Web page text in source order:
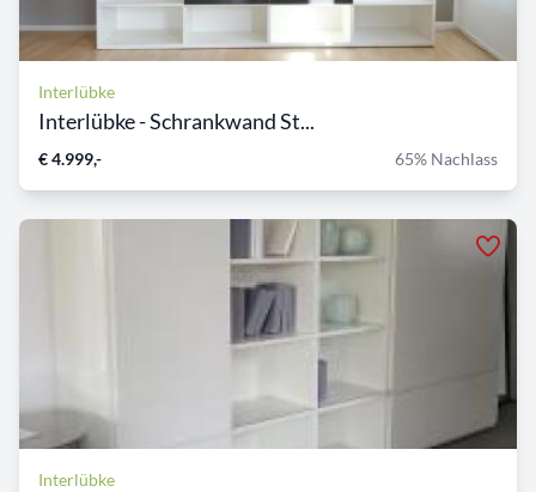
Interlübke
Interlübke - Schrankwand St...
€ 4.999,- 65% Nachlass
Interlübke